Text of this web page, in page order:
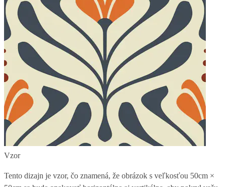
Vzor
Tento dizajn je vzor, čo znamená, že obrázok s veľkosťou 50cm ×